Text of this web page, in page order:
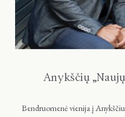
Anykščių
Bendruomenė vienija į